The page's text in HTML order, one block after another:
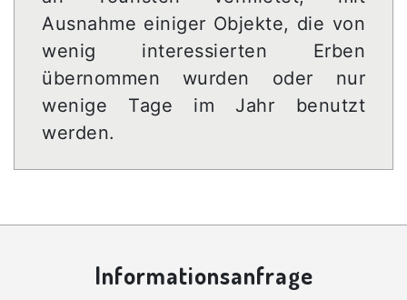
Ausnahme einiger Objekte, die von
wenig interessierten Erben
übernommen wurden oder nur
wenige Tage im Jahr benutzt
werden.
Informationsanfrage